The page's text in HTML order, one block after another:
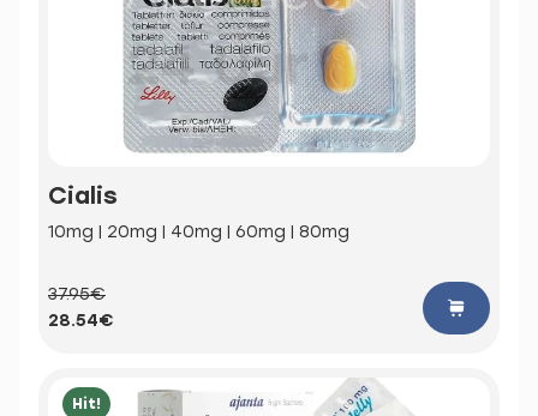
Cialis
10mg | 20mg | 40mg | 60mg | 80mg
37.95€
28.54€
Hit!